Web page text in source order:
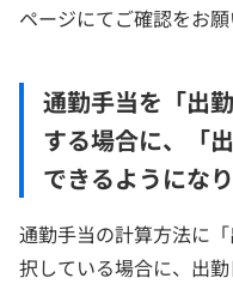
ページにてご確認をお願
通勤手当を「出
する場合に、「
できるようにな
通勤手当の計算方法に
択している場合に、出